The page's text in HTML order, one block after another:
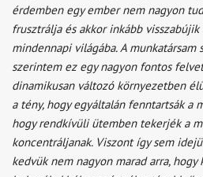
érdemben egy ember nem nagyon
frusztrálja és akkor inkább visszabújik
mindennapi világába. A
szerintem ez egy nagyon fontos
dinamikusan változó környezetben
a tény, hogy egyáltalán fenntartsák a
hogy rendkívüli ütemben tekerjék a
koncentráljanak. Viszont így sem
kedvük nem nagyon marad arra, hogy